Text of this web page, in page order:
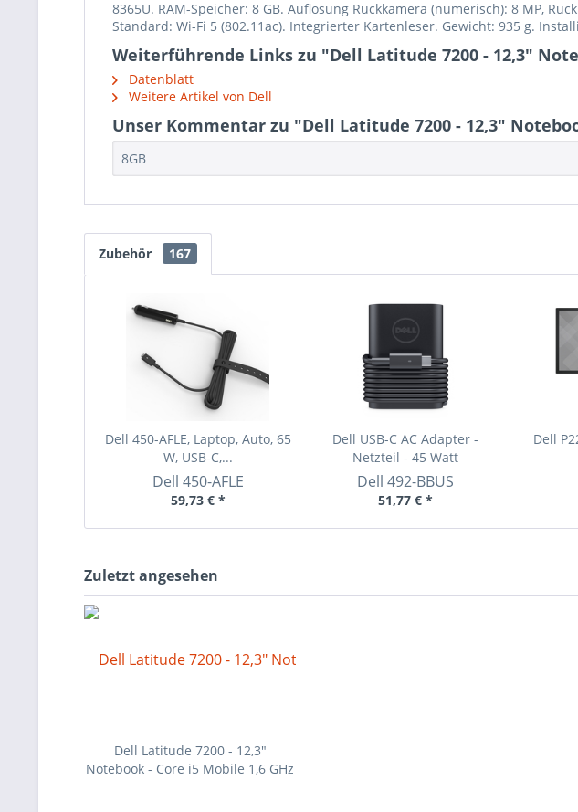
8365U. RAM-Speicher: 8 GB. Auflösung Rückkamera (numerisch): 8 MP,
Standard: Wi-Fi 5 (802.11ac). Integrierter Kartenleser. Gewicht: 935 g.
Weiterführende Links zu "Dell Latitude 7200 - 12,3"
Datenblatt
Weitere Artikel von Dell
Unser Kommentar zu "Dell Latitude 7200 - 12,3"
8GB
Zubehör 167
Dell 450-AFLE, Laptop, Auto, 65
W, USB-C,...
Dell 450-AFLE
59,73 € *
Dell USB-C AC Adapter -
Netzteil - 45 Watt
Dell492-BBUS
51,77 € *
Dell
Zuletzt angesehen
Dell Latitude 7200 - 12,3"
Notebook - Core i5 Mobile 1,6 GHz